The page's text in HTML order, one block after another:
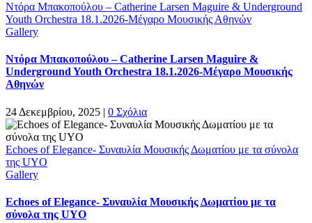
Ντόρα Μπακοπούλου – Catherine Larsen Maguire & Underground
Youth Orchestra 18.1.2026-Μέγαρο Μουσικής Αθηνών
Gallery
Ντόρα Μπακοπούλου – Catherine Larsen Maguire &
Underground Youth Orchestra 18.1.2026-Μέγαρο Μουσικής
Αθηνών
24 Δεκεμβρίου, 2025 | 0 Σχόλια
Echoes of Elegance- Συναυλία Μουσικής Δωματίου με τα σύνολα
της UYO
Gallery
Echoes of Elegance- Συναυλία Μουσικής Δωματίου με τα
σύνολα της UYO